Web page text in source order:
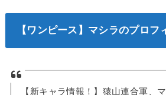
【ワンピース】マシラのプロフ
【新キャラ情報！】猿山連合軍、